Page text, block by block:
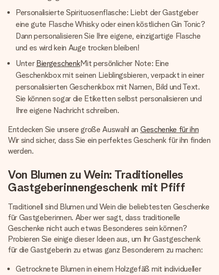
Personalisierte Spirituosenflasche: Liebt der Gastgeber
eine gute Flasche Whisky oder einen köstlichen Gin Tonic?
Dann personalisieren Sie Ihre eigene, einzigartige Flasche
und es wird kein Auge trocken bleiben!
Unter BiergeschenkMit persönlicher Note: Eine
Geschenkbox mit seinen Lieblingsbieren, verpackt in einer
personalisierten Geschenkbox mit Namen, Bild und Text.
Sie können sogar die Etiketten selbst personalisieren und
Ihre eigene Nachricht schreiben.
Entdecken Sie unsere große Auswahl an Geschenke für ihn
Wir sind sicher, dass Sie ein perfektes Geschenk für ihn finden
werden.
Von Blumen zu Wein: Traditionelles
Gastgeberinnengeschenk mit Pfiff
Traditionell sind Blumen und Wein die beliebtesten Geschenke
für Gastgeberinnen. Aber wer sagt, dass traditionelle
Geschenke nicht auch etwas Besonderes sein können?
Probieren Sie einige dieser Ideen aus, um Ihr Gastgeschenk
für die Gastgeberin zu etwas ganz Besonderem zu machen:
Getrocknete Blumen in einem Holzgefäß mit individueller